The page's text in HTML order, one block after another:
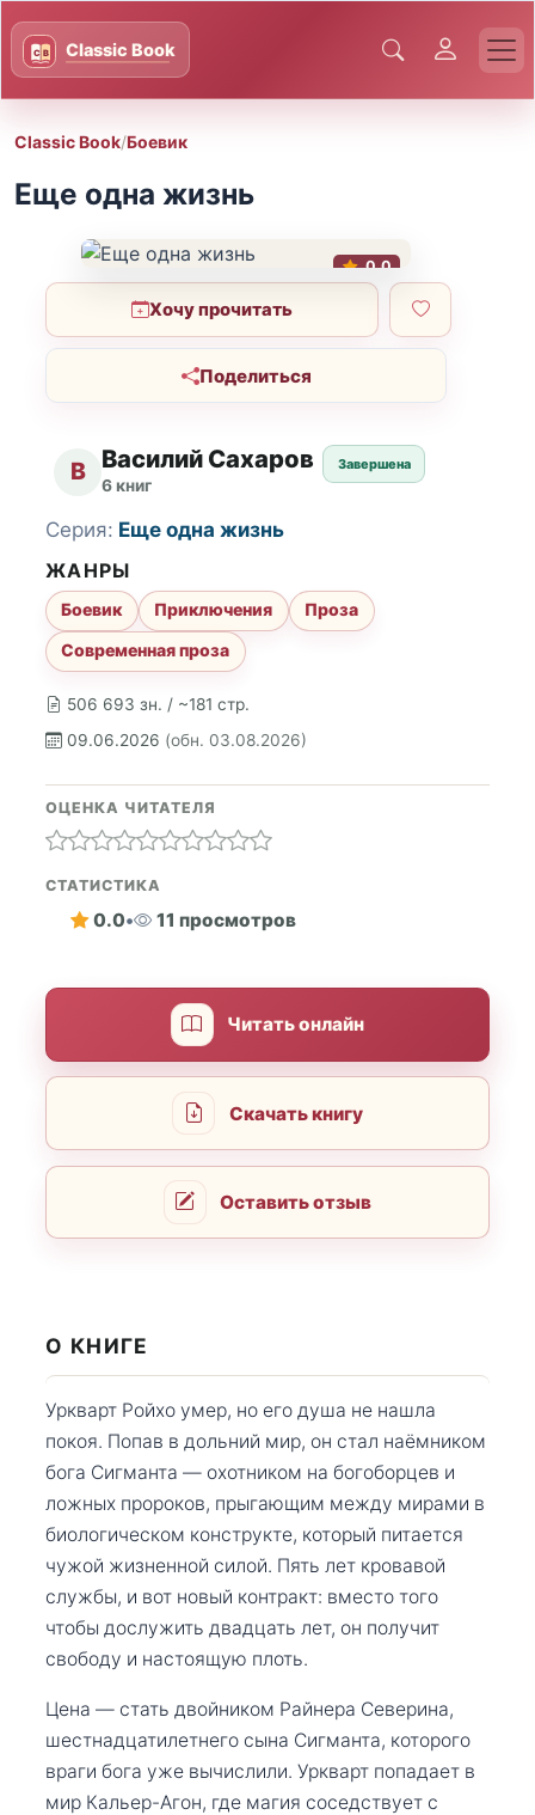
Classic Book/Боевик
Еще одна жизнь
0.0
Хочу прочитать
Поделиться
В Василий Сахаров
6 книг
Завершена
506 693 зн. / ~181 стр.
09.06.2026 (обн. 03.08.2026)
Серия: Еще одна жизнь
ЖАНРЫ
Боевик Приключения
Проза
Современная проза
ОЦЕНКА ЧИТАТЕЛЯ
СТАТИСТИКА
0.0• 11 просмотров
Читать онлайн
Скачать книгу
Оставить отзыв
О КНИГЕ
Уркварт Ройхо умер, но его душа не нашла
покоя. Попав в дольний мир, он стал наёмником
бога Сигманта — охотником на богоборцев и
ложных пророков, прыгающим между мирами в
биологическом конструкте, который питается
чужой жизненной силой. Пять лет кровавой
службы, и вот новый контракт: вместо того
чтобы дослужить двадцать лет, он получит
свободу и настоящую плоть.
Цена — стать двойником Райнера Северина,
шестнадцатилетнего сына Сигманта, которого
враги бога уже вычислили. Уркварт попадает в
мир Кальер-Агон, где магия соседствует с